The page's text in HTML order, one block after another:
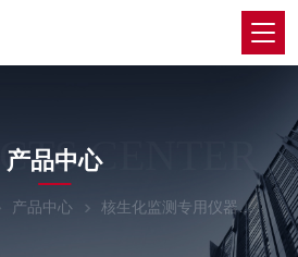
CENTER
产品中心
产品中心 核生化监测专用仪器 丙